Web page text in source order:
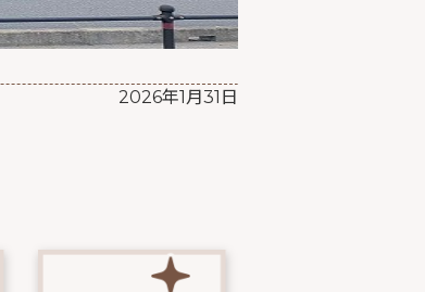
2026年1月31日